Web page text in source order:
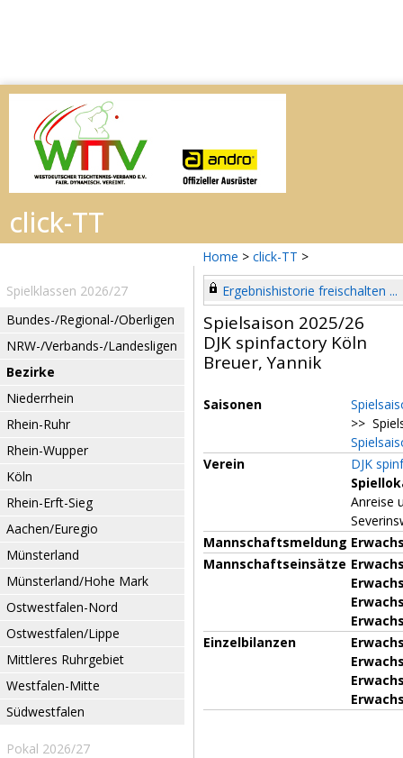
Home > click-TT >
Spielklassen 2026/27
Bundes-/Regional-/Oberligen
NRW-/Verbands-/Landesligen
Bezirke
Niederrhein
Rhein-Ruhr
Rhein-Wupper
Köln
Rhein-Erft-Sieg
Aachen/Euregio
Münsterland
Münsterland/Hohe Mark
Ostwestfalen-Nord
Ostwestfalen/Lippe
Mittleres Ruhrgebiet
Westfalen-Mitte
Südwestfalen
Pokal 2026/27
Ergebnishistorie freischalten ...
Spielsaison 2025/26
DJK spinfactory Köln
Breuer, Yannik
Saisonen
>>
Verein
DJK
Anreise
Mannschaftsmeldung
Mannschaftseinsätze
Einzelbilanzen